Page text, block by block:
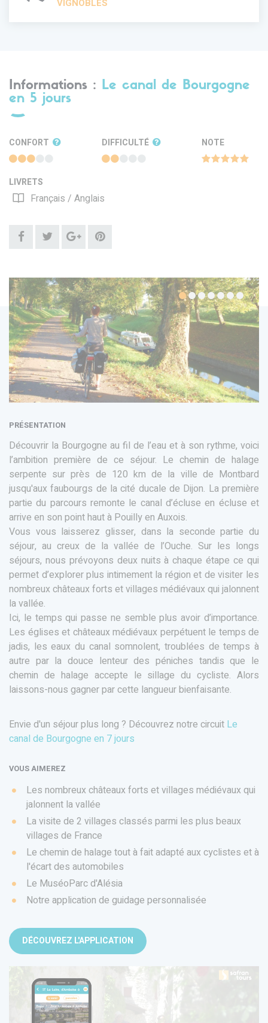
VIGNOBLES
Informations : Le canal de Bourgogne
en 5 jours
CONFORT DIFFICULTÉ NOTE
LIVRETS
Français / Anglais
PRÉSENTATION
Découvrir la Bourgogne au fil de l’eau et à son rythme, voici
l’ambition première de ce séjour. Le chemin de halage
serpente sur près de 120 km de la ville de Montbard
jusqu'aux faubourgs de la cité ducale de Dijon. La première
partie du parcours remonte le canal d’écluse en écluse et
arrive en son point haut à Pouilly en Auxois.
Vous vous laisserez glisser, dans la seconde partie du
séjour, au creux de la vallée de l’Ouche. Sur les longs
séjours, nous prévoyons deux nuits à chaque étape ce qui
permet d’explorer plus intimement la région et de visiter les
nombreux châteaux forts et villages médiévaux qui jalonnent
la vallée.
Ici, le temps qui passe ne semble plus avoir d’importance.
Les églises et châteaux médiévaux perpétuent le temps de
jadis, les eaux du canal somnolent, troublées de temps à
autre par la douce lenteur des péniches tandis que le
chemin de halage accepte le sillage du cycliste. Alors
laissons-nous gagner par cette langueur bienfaisante.
Envie d'un séjour plus long ? Découvrez notre circuit Le
canal de Bourgogne en 7 jours
VOUS AIMEREZ
Les nombreux châteaux forts et villages médiévaux qui
jalonnent la vallée
La visite de 2 villages classés parmi les plus beaux
villages de France
Le chemin de halage tout à fait adapté aux cyclistes et à
l'écart des automobiles
Le MuséoParc d'Alésia
Notre application de guidage personnalisée
DÉCOUVREZ L'APPLICATION